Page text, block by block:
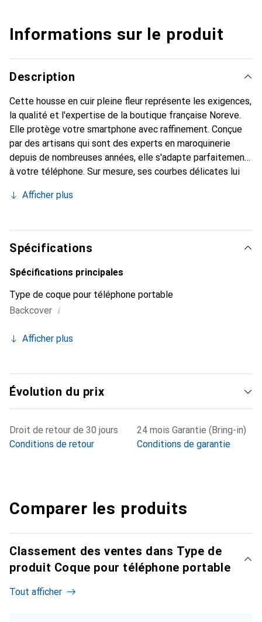
Informations sur le produit
Description
Cette housse en cuir pleine fleur représente les exigences,
la qualité et l'expertise de la boutique française Noreve.
Elle protège votre smartphone avec raffinement. Conçue
par des artisans qui sont des experts en maroquinerie
depuis de nombreuses années, elle s'adapte parfaitement
à votre téléphone. Sur mesure, ses courbes délicates lui
accessoire chic et essentiel pour votre smartphone.
qualité, la marque Noreve est un choix sûr pour une
clientèle exigeante.
Afficher plus
Spécifications
Spécifications principales
Type de coque pour téléphone portable
Backcover i
Afficher plus
Évolution du prix
Droit de retour de 30 jours
Conditions de retour
24 mois Garantie (Bring-in)
Conditions de garantie
Comparer les produits
Classement des ventes dans Type de
produit Coque pour téléphone portable
Tout afficher